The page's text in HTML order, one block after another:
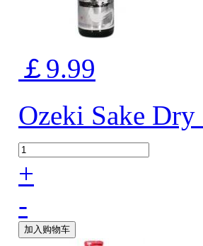
￡9.99
Ozeki Sake
+
-
加入购物车